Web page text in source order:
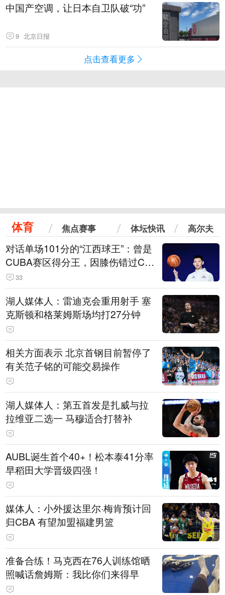
中国产空调，让日本自卫队破“功”
9 北京日报
点击查看更多
体育 焦点赛事 体坛快讯 高尔夫
对话单场101分的“江西球王”：曾是
CUBA赛区得分王，因膝伤错过CB
A选秀
33
湖人媒体人：雷迪克会重用射手 塞
克斯顿和格莱姆斯场均打27分钟
相关方面表示 北京首钢目前暂停了
有关范子铭的可能交易操作
湖人媒体人：第五首发是扎威与拉
拉维亚二选一 马穆适合打替补
AUBL诞生首个40+！松本泰41分率
早稻田大学晋级四强！
媒体人：小外援达里尔·梅肯预计回
归CBA 有望加盟福建男篮
准备合练！马克西在76人训练馆晒
照喊话詹姆斯：我比你们来得早